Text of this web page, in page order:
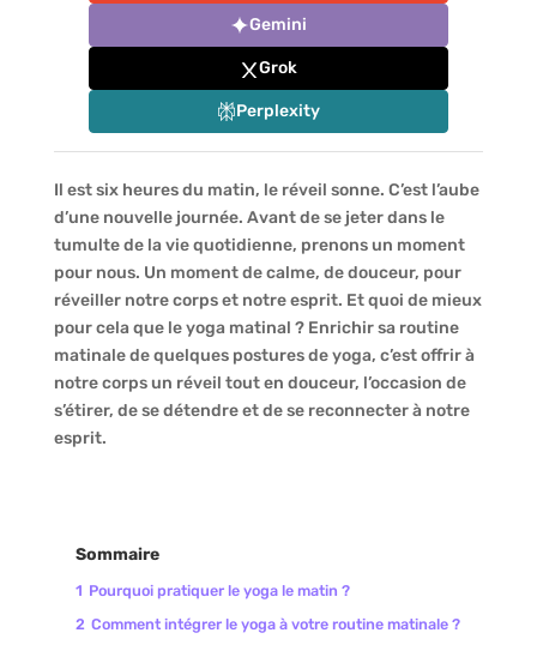
Gemini
Grok
Perplexity
Il est six heures du matin, le réveil sonne. C’est l’aube
d’une nouvelle journée. Avant de se jeter dans le
tumulte de la vie quotidienne, prenons un moment
pour nous. Un moment de calme, de douceur, pour
réveiller notre corps et notre esprit. Et quoi de mieux
pour cela que le yoga matinal ? Enrichir sa routine
matinale de quelques postures de yoga, c’est offrir à
notre corps un réveil tout en douceur, l’occasion de
s’étirer, de se détendre et de se reconnecter à notre
esprit.
Sommaire
1 Pourquoi pratiquer le yoga le matin ?
2 Comment intégrer le yoga à votre routine matinale ?